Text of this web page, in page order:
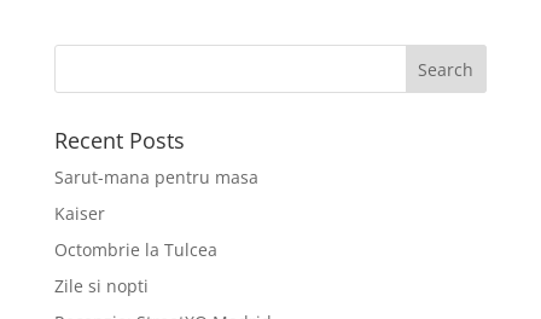
Recent Posts
Sarut-mana pentru masa
Kaiser
Octombrie la Tulcea
Zile si nopti